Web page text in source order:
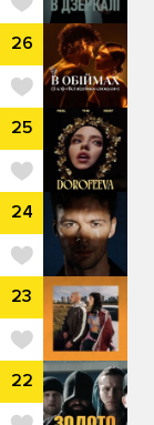
26
25
24
23
22